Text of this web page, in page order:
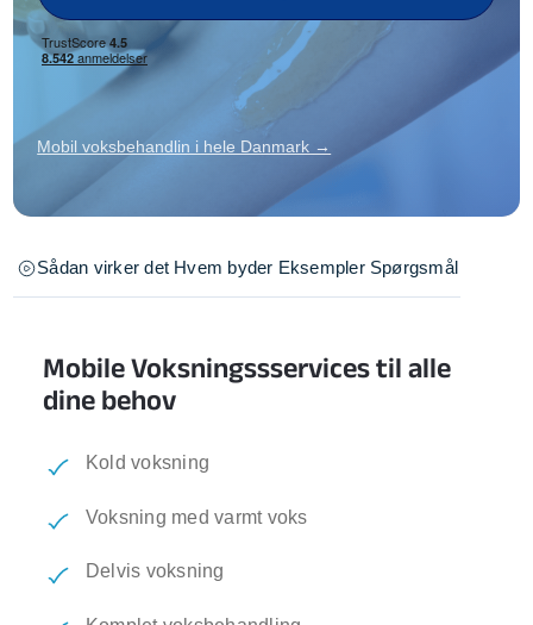
Mobil voksbehandlin i hele Danmark →
Sådan virker det Hvem byder Eksempler Spørgsmål
Mobile Voksningssservices til alle
dine behov
Kold voksning
Voksning med varmt voks
Delvis voksning